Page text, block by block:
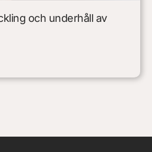
och underhåll av